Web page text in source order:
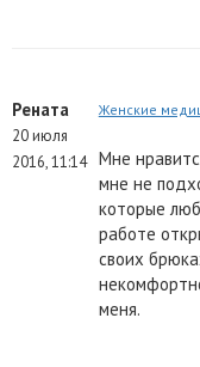
Рената
20 июля
2016, 11:14
Женские
Мне
мне не
которые
работе
своих
меня.